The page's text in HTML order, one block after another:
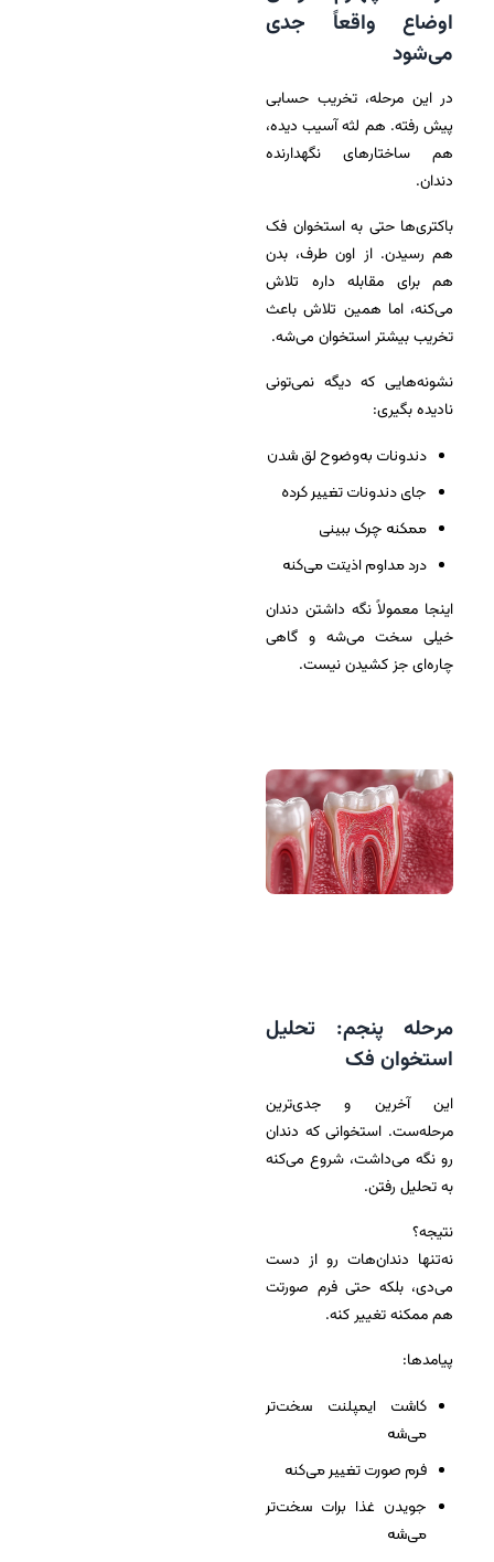
اوضاع واقعاً جدی
می‌شود
در این مرحله، تخریب حسابی
پیش رفته. هم لثه آسیب دیده،
هم ساختارهای نگهدارنده
دندان.
باکتری‌ها حتی به استخوان فک
هم رسیدن. از اون طرف، بدن
هم برای مقابله داره تلاش
می‌کنه، اما همین تلاش باعث
تخریب بیشتر استخوان می‌شه.
نشونه‌هایی که دیگه نمی‌تونی
نادیده بگیری:
دندونات به‌وضوح لق شدن
جای دندونات تغییر کرده
ممکنه چرک ببینی
درد مداوم اذیتت می‌کنه
اینجا معمولاً نگه داشتن دندان
خیلی سخت می‌شه و گاهی
چاره‌ای جز کشیدن نیست.
مرحله پنجم: تحلیل
استخوان فک
این آخرین و جدی‌ترین
مرحله‌ست. استخوانی که دندان
رو نگه می‌داشت، شروع می‌کنه
به تحلیل رفتن.
نتیجه؟
نه‌تنها دندان‌هات رو از دست
می‌دی، بلکه حتی فرم صورتت
هم ممکنه تغییر کنه.
پیامدها:
کاشت ایمپلنت سخت‌تر
می‌شه
فرم صورت تغییر می‌کنه
جویدن غذا برات سخت‌تر
می‌شه